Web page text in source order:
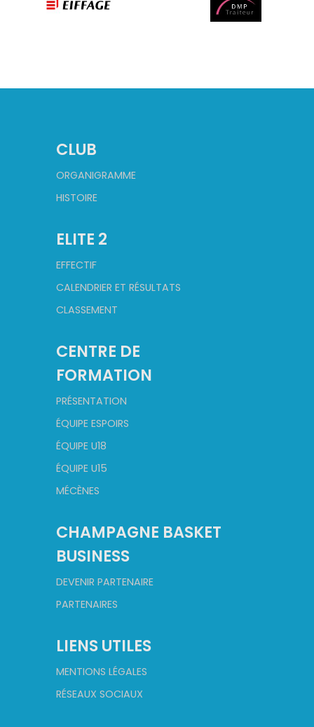
CLUB
ORGANIGRAMME
HISTOIRE
ELITE 2
EFFECTIF
CALENDRIER ET RÉSULTATS
CLASSEMENT
CENTRE DE
FORMATION
PRÉSENTATION
ÉQUIPE ESPOIRS
ÉQUIPE U18
ÉQUIPE U15
MÉCÈNES
CHAMPAGNE BASKET
BUSINESS
DEVENIR PARTENAIRE
PARTENAIRES
LIENS UTILES
MENTIONS LÉGALES
RÉSEAUX SOCIAUX